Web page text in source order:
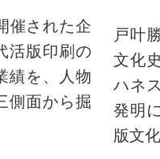
催された企
活版印刷の
績を、人物
側面から掘
戸叶
文化
ハネ
発明
版文